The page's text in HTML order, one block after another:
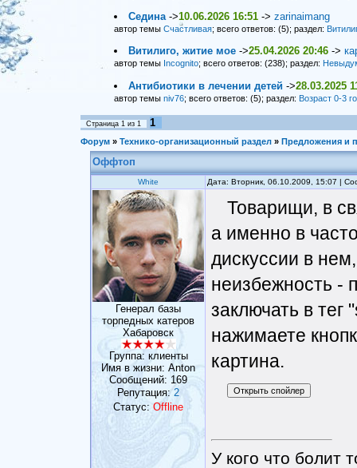
Седина ->10.06.2026 16:51 ->zarinaimang
автор темы Счастливая; всего ответов: (5); раздел:
Витилиго, житие мое ->25.04.2026 20:46 ->
автор темы Incognito; всего ответов: (238); раздел:
Антибиотики в лечении детей ->28.03.2025
автор темы niv76; всего ответов: (5); раздел: Возраст 0-3
Страница 1 из 1 1
Форум » Технико-организационный раздел » Предложения и
Оффтоп
White Дата: Вторник, 06.10.2009, 15:07 |
Генерал базы
торпедных катеров
Хабаровск
Группа: клиенты
Имя в жизни: Anton
Сообщений: 169
Репутация:2
Статус: Offline
Товарищи, в
а именно в
дискуссии в
неизбежность -
заключать в
нажимаете
картина.
У кого что болит